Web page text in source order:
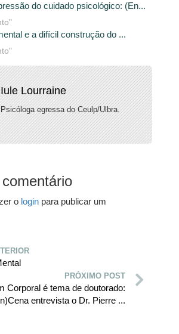
do cuidado psicológico: (En...
e a difícil construção do ...
Iule Lourraine
Psicóloga egressa do Ceulp/Ulbra.
o login para publicar um
PRÓXIMO POST
Corporal é tema de doutorado:
entrevista o Dr. Pierre ...